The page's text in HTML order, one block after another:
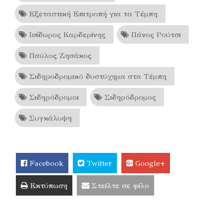
Εξεταστική Επιτροπή για τα Τέμπη
Ισίδωρος Καρδερίνης Πάνος Ρούτσι
Παύλος Ζησάκος
Σιδηροδρομικό δυστύχημα στα Τέμπη
Σιδηρόδρομοι Σιδηρόδρομος
Συγκάλυψη
Facebook Twitter Google+
Εκτύπωση Στείλτε σε φίλο